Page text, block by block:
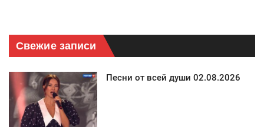
Свежие записи
Песни от всей души 02.08.2026